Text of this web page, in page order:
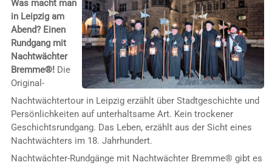
Was macht man
in Leipzig am
Abend? Einen
Rundgang mit
Nachtwächter
Bremme®!Die
Original-
Nachtwächtertour in Leipzig erzählt über Stadtgeschichte und
Persönlichkeiten auf unterhaltsame Art. Kein trockener
Geschichtsrundgang. Das Leben, erzählt aus der Sicht eines
Nachtwächters im 18. Jahrhundert.
Nachtwächter-Rundgänge mit Nachtwächter Bremme® gibt es